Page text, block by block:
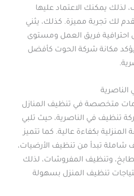
لذلك يمكنك الاعتماد عليها
لك تجربة مميزة. كذلك، يثني
احترافية فريق العمل ومستوى
يؤكد مكانة شركة الحوت كأفضل
متخصصة في تنظيف المنازل
تنظيف في الناصرية، حيث تلبي
بكفاءة عالية. كما تتميز
شاملة تبدأ من تنظيف الأرضيات،
وتنظيف المفروشات، لذلك
تنظيف المنزل بسهولة